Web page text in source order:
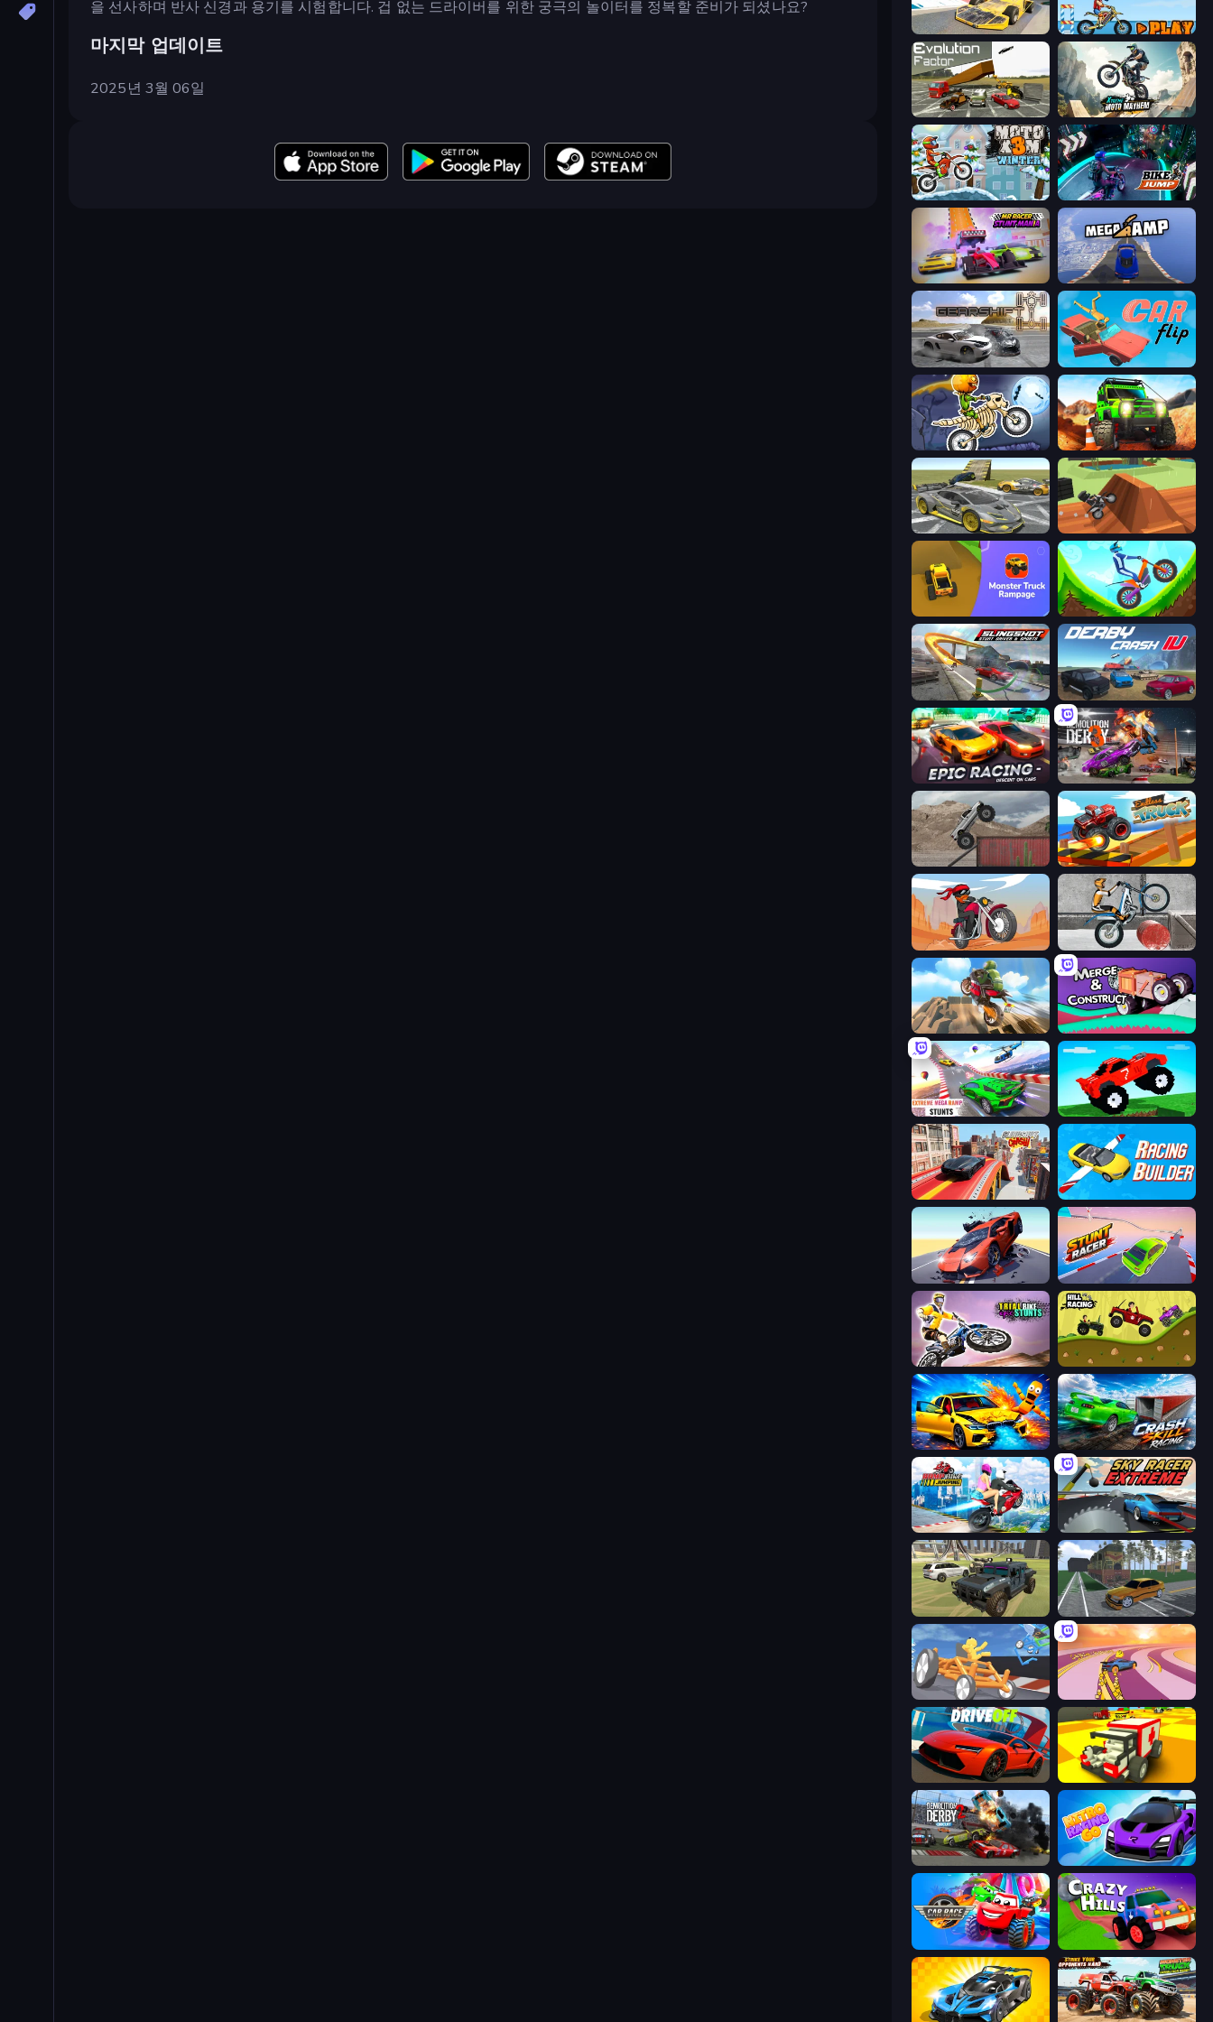
을 선사하며 반사 신경과 용기를 시험합니다. 겁 없는 드라이버를 위한 궁극의 놀이터를 정복할 준비가 되셨나요?
마지막 업데이트
2025년 3월 06일
Madness Cars Destroy Moto X3M 5: Pool Party
Evolution Factor Xtreme Moto Mayhem
Moto X3M 4 Winter Bike Jump
MR RACER Stunt Mania Mega Ramp Car Stunt
Gearshift One Car Flip!
Moto X3M 6: Spooky Land Offroad Life 3D
Wrong Way Blocky Trials
Monster Truck Rampage Hill Climb on Moto Bike
Slingshot Stunt Driver & Sport Derby Crash 4
Epic Racing - Descent on Cars Demolition Derby 3
Hard Wheels Endless Truck
Stickman Moto Race Extreme Trials Ice Ride
Cartoon Moto Stunt Merge & Construct
Impossible Mega Ramp Car Stunt Funny Mad Racing
Slingshot Crash Racing Builder
Hyper Cars Ramp Crash Stunt Racer
Trial Bike Epic Stunts Hill Racing
BMG: Ragdoll Playground Crash Skill Racing
Ramp Bike Jumping Sky Racer Extreme
4x4 Offroader Obby: Car Crash Sandbox
Draw Crash Race Sky Car Drift
DriveOff
Demolition Derby 2 Nitro Racing Go
Car Race: 3D Crazy Hills